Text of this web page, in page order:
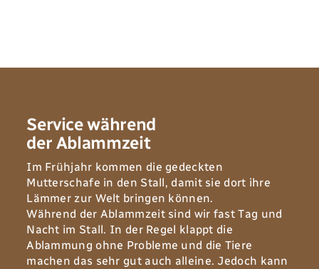
Service während‭
der Ablammzeit
Im Frühjahr kommen die gedeckten
Mutterschafe in den‭ ‬Stall‭, ‬damit sie dort ihre
Lämmer zur Welt bringen können‭.‬
Während der Ablammzeit sind wir fast Tag und
Nacht im Stall‭. ‬In der Regel klappt die
Ablammung ohne Probleme und die Tiere
machen das sehr gut auch alleine‭. ‬Jedoch kann